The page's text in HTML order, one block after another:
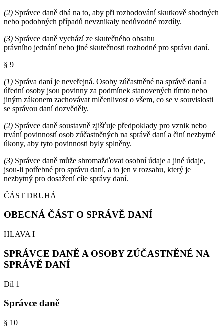
(2) Správce daně dbá na to, aby při rozhodování skutkově shodných
nebo podobných případů nevznikaly nedůvodné rozdíly.
(3) Správce daně vychází ze skutečného obsahu
právního jednání nebo jiné skutečnosti rozhodné pro správu daní.
§ 9
(1) Správa daní je neveřejná. Osoby zúčastněné na správě daní a
úřední osoby jsou povinny za podmínek stanovených tímto nebo
jiným zákonem zachovávat mlčenlivost o všem, co se v souvislosti
se správou daní dozvěděly.
(2) Správce daně soustavně zjišťuje předpoklady pro vznik nebo
trvání povinností osob zúčastněných na správě daní a činí nezbytné
úkony, aby tyto povinnosti byly splněny.
(3) Správce daně může shromažďovat osobní údaje a jiné údaje,
jsou-li potřebné pro správu daní, a to jen v rozsahu, který je
nezbytný pro dosažení cíle správy daní.
ČÁST DRUHÁ
OBECNÁ ČÁST O SPRÁVĚ DANÍ
HLAVA I
SPRÁVCE DANĚ A OSOBY ZÚČASTNĚNÉ NA
SPRÁVĚ DANÍ
Díl 1
Správce daně
§ 10